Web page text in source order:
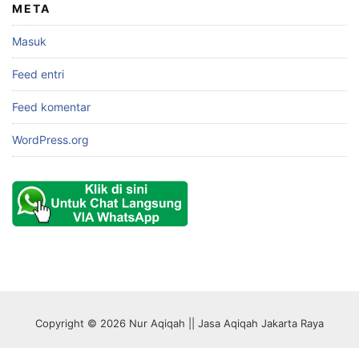
META
Masuk
Feed entri
Feed komentar
WordPress.org
Copyright © 2026 Nur Aqiqah || Jasa Aqiqah Jakarta Raya